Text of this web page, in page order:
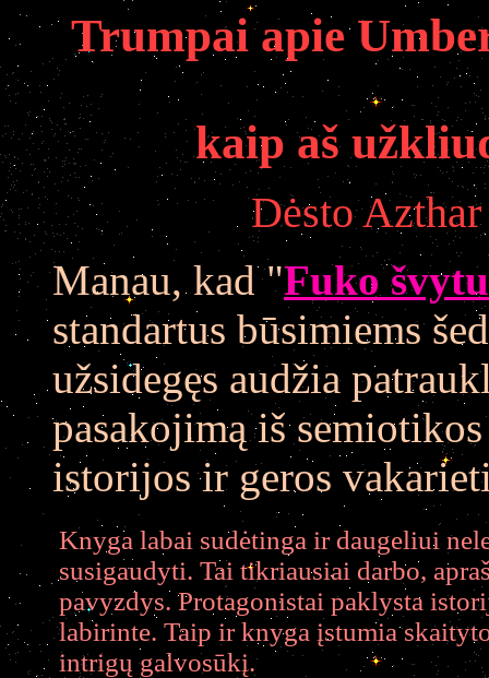
Trumpai apie
kaip aš
Dėsto
Manau, kad "Fuko
standartus būsimiems
užsidegęs audžia
pasakojimą iš
istorijos ir geros
Knyga labai sudėtinga ir daugeliui
susigaudyti. Tai tikriausiai darbo,
pavyzdys. Protagonistai paklysta
labirinte. Taip ir knyga įstumia
intrigų galvosūkį.